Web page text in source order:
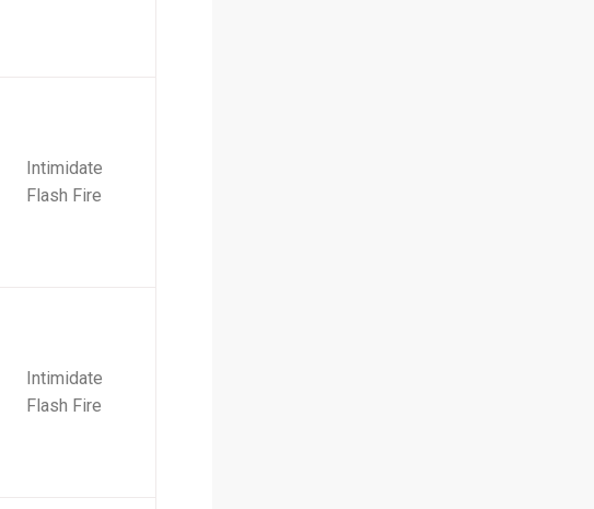
Intimidate
Flash Fire
Intimidate
Flash Fire